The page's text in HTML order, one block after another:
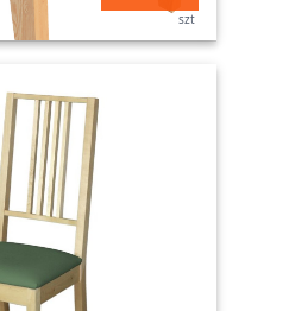
szt